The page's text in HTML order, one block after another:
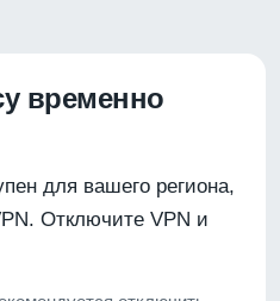
временно
для вашего региона,
Отключите VPN и